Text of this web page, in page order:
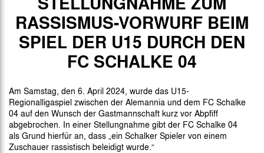
RASSISMUS-VORWURF BEIM
SPIEL DER U15 DURCH DEN
FC SCHALKE 04
Am Samstag, den 6. April 2024, wurde das U15-
Regionalligaspiel zwischen der Alemannia und dem FC Schalke
04 auf den Wunsch der Gastmannschaft kurz vor Abpfiff
abgebrochen. In einer Stellungnahme gibt der FC Schalke 04
als Grund hierfür an, dass „ein Schalker Spieler von einem
Zuschauer rassistisch beleidigt wurde.“